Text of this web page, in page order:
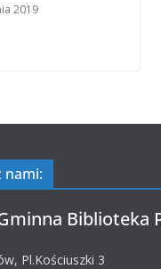
2019
nami:
Biblioteka
Pl.Kościuszki 3